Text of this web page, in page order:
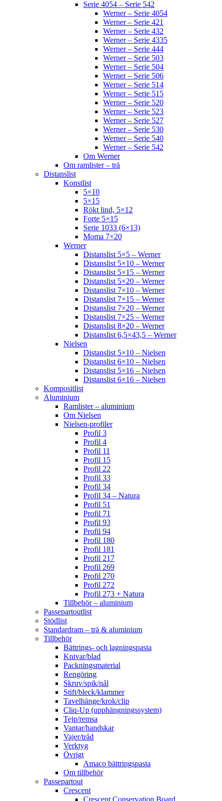
Serie 4054 – Serie 542
Werner – Serie 4054
Werner – Serie 421
Werner – Serie 432
Werner – Serie 4335
Werner – Serie 444
Werner – Serie 503
Werner – Serie 504
Werner – Serie 506
Werner – Serie 514
Werner – Serie 515
Werner – Serie 520
Werner – Serie 523
Werner – Serie 527
Werner – Serie 530
Werner – Serie 540
Werner – Serie 542
Om Werner
Om ramlister – trä
Distanslist
Konstlist
5×10
5×15
Rökt lind, 5×12
Forte 5×15
Serie 1033 (6×13)
Moma 7×20
Werner
Distanslist 5×5 – Werner
Distanslist 5×10 – Werner
Distanslist 5×15 – Werner
Distanslist 5×20 – Werner
Distanslist 7×10 – Werner
Distanslist 7×15 – Werner
Distanslist 7×20 – Werner
Distanslist 7×25 – Werner
Distanslist 8×20 – Werner
Distanslist 6,5×43,5 – Werner
Nielsen
Distanslist 5×10 – Nielsen
Distanslist 6×10 – Nielsen
Distanslist 5×16 – Nielsen
Distanslist 6×16 – Nielsen
Kompositlist
Aluminium
Ramlister – aluminium
Om Nielsen
Nielsen-profiler
Profil 3
Profil 4
Profil 11
Profil 15
Profil 22
Profil 33
Profil 34
Profil 34 – Natura
Profil 51
Profil 71
Profil 93
Profil 94
Profil 180
Profil 181
Profil 217
Profil 269
Profil 270
Profil 272
Profil 273 + Natura
Tillbehör – aluminium
Passepartoutlist
Stödlist
Standardram – trä & aluminium
Tillbehör
Bättrings- och lagningspasta
Knivar/blad
Packningsmaterial
Rengöring
Skruv/spik/nål
Stift/bleck/klammer
Tavelhänge/krok/clip
Cliq-Up (upphängningssystem)
Tejp/remsa
Vantar/handskar
Vajer/tråd
Verktyg
Övrigt
Amaco bättringspasta
Om tillbehör
Passepartout
Crescent
Crescent Conservation Board